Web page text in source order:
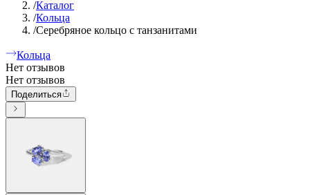
/Каталог
/Кольца
/Серебряное кольцо с танзанитами
Кольца
Нет отзывов
Нет отзывов
Поделиться